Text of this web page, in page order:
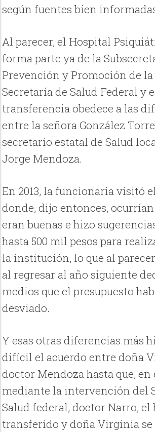
según fuentes bien
Al parecer, el Hospital
forma parte ya de la
Prevención y Promoción de la
Secretaría de Salud Federal y
transferencia obedece a las
entre la señora González
secretario estatal de Salud
Jorge Mendoza.
En 2013, la funcionaria visitó
donde, dijo entonces, ocurrían
eran buenas e hizo
hasta 500 mil pesos para
la institución, lo que al
al regresar al año siguiente
medios que el presupuesto
desviado.
Y esas otras diferencias más
difícil el acuerdo entre doña
doctor Mendoza hasta que, en
mediante la intervención del
Salud federal, doctor Narro, el
transferido y doña Virginia se